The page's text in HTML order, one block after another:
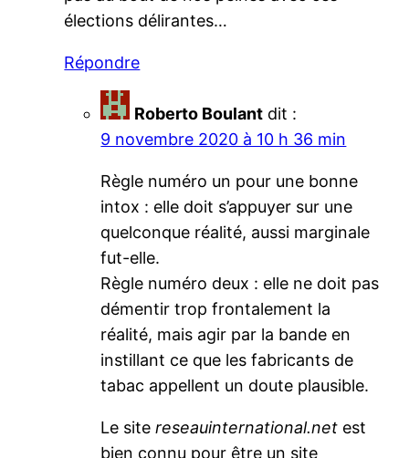
élections délirantes…
Répondre
Roberto Boulant dit :
9 novembre 2020 à 10 h 36 min
Règle numéro un pour une bonne
intox : elle doit s’appuyer sur une
quelconque réalité, aussi marginale
fut-elle.
Règle numéro deux : elle ne doit pas
démentir trop frontalement la
réalité, mais agir par la bande en
instillant ce que les fabricants de
tabac appellent un doute plausible.
Le sitereseauinternational.net est
bien connu pour être un site